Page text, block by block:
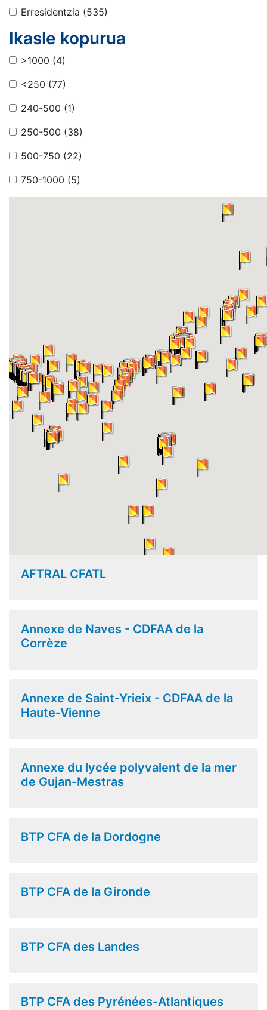
Erresidentzia (535)
Ikasle kopurua
>1000 (4)
<250 (77)
240-500 (1)
250-500 (38)
500-750 (22)
750-1000 (5)
AFTRAL CFATL
Annexe de Naves - CDFAA de la
Corrèze
Annexe de Saint-Yrieix - CDFAA de la
Haute-Vienne
Annexe du lycée polyvalent de la mer
de Gujan-Mestras
BTP CFA de la Dordogne
BTP CFA de la Gironde
BTP CFA des Landes
BTP CFA des Pyrénées-Atlantiques